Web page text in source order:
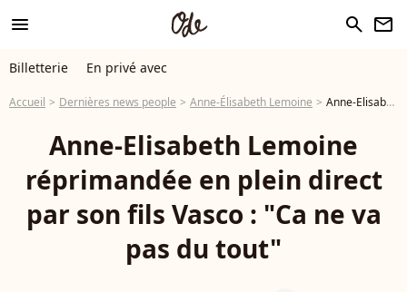
menu search newsletter
Billetterie En privé avec
Accueil Dernières news people Anne-Élisabeth Lemoine Anne-Elisabeth Lemoine réprimandée en plein direct par son fils Vasco : "Ca ne va pas du tout"
Anne-Elisabeth Lemoine
réprimandée en plein direct
par son fils Vasco : "Ca ne va
pas du tout"